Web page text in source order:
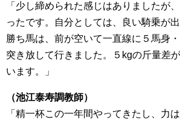
「少し締められた感じはありましたが
ったです。自分としては、良い騎乗が
勝ち馬は、前が空いて一直線に５馬身
突き放して行きました。５kgの斤量差
います。」
（池江泰寿調教師）
「精一杯この一年間やってきたし、力